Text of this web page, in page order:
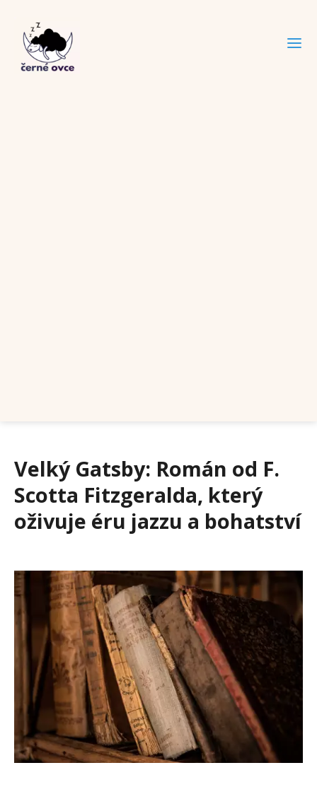
Velký Gatsby: Román od F.
Scotta Fitzgeralda, který
oživuje éru jazzu a bohatství